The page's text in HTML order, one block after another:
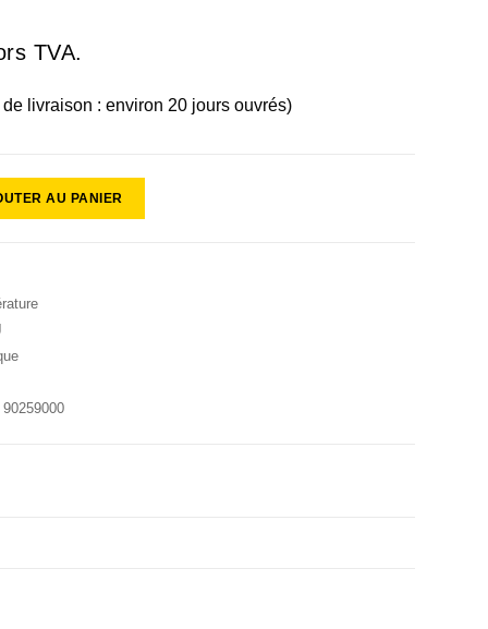
TVA.
livraison : environ 20 jours ouvrés)
AU PANIER
90259000